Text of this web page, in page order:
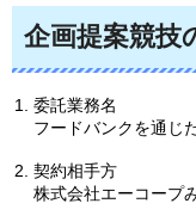
企画提案競技
委託業務名
フードバンクを通じ
契約相手方
株式会社エーコープ